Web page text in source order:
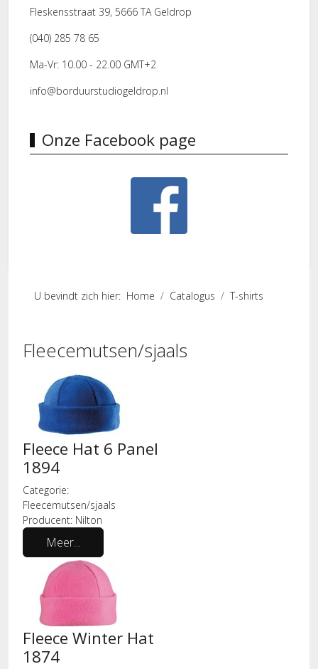
Fleskensstraat 39, 5666 TA Geldrop
(040) 285 78 65
Ma-Vr: 10.00 - 22.00 GMT+2
info@borduurstudiogeldrop.nl
Onze Facebook page
U bevindt zich hier: Home Catalogus T-shirts
Fleecemutsen/sjaals
Fleece Hat 6 Panel
1894
Categorie:
Fleecemutsen/sjaals
Producent: Nilton
Meer...
Fleece Winter Hat
1874